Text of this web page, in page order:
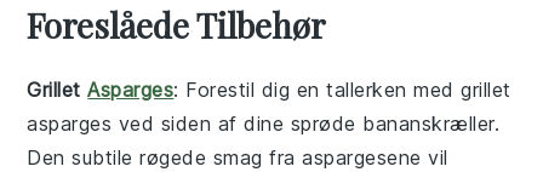
Foreslåede Tilbehør
GrilletAsparges: Forestil dig en tallerken medgrillet
asparges ved siden af dine sprøde bananskræller.
Den subtile røgede smag fra aspargesene vil